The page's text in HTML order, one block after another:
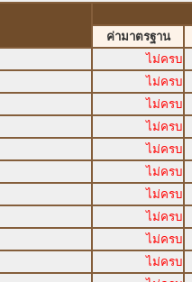
ค่ามาตรฐาน
ไม่ครบ
ไม่ครบ
ไม่ครบ
ไม่ครบ
ไม่ครบ
ไม่ครบ
ไม่ครบ
ไม่ครบ
ไม่ครบ
ไม่ครบ